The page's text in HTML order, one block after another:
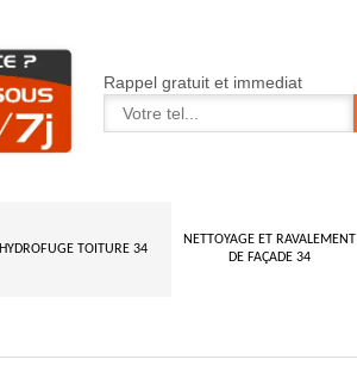
Rappel gratuit et immediat
HYDROFUGE TOITURE 34
NETTOYAGE ET RAVALEMENT
DE FAÇADE 34